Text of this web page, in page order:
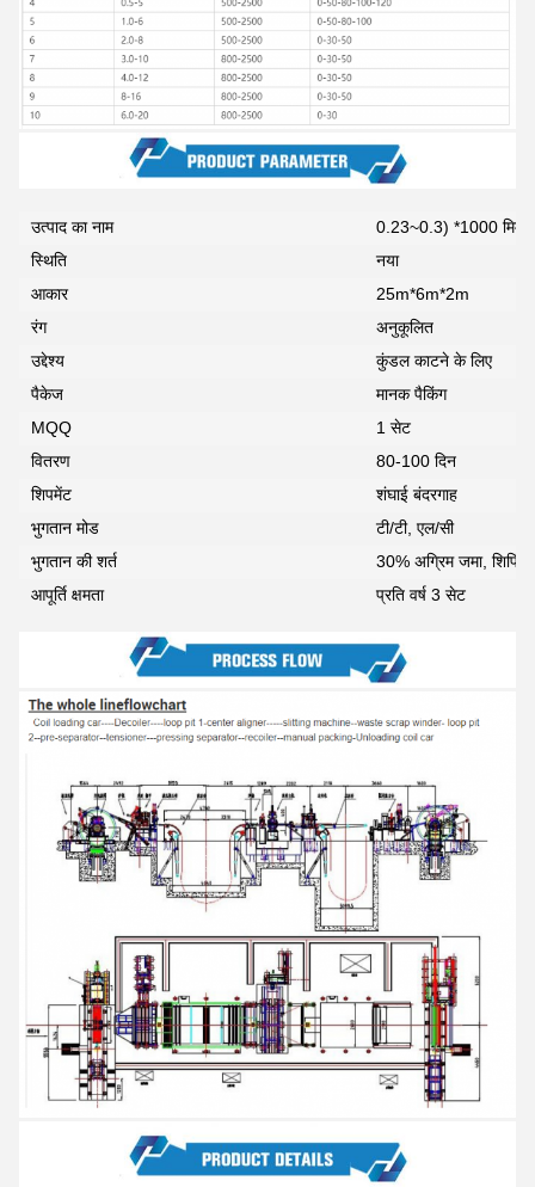
उत्पाद का नाम
0.23~0.3) *1000 मिमी
स्थिति
नया
आकार
25m*6m*2m
रंग
अनुकूलित
उद्देश्य
कुंडल काटने के लिए
पैकेज
मानक पैकिंग
MQQ
1 सेट
वितरण
80-100 दिन
शिपमेंट
शंघाई बंदरगाह
भुगतान मोड
टी/टी, एल/सी
भुगतान की शर्त
30% अग्रिम जमा, शिपिंग
आपूर्ति क्षमता
प्रति वर्ष 3 सेट